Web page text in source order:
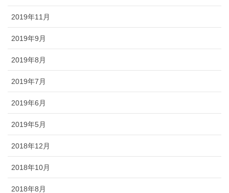
2019年11月
2019年9月
2019年8月
2019年7月
2019年6月
2019年5月
2018年12月
2018年10月
2018年8月